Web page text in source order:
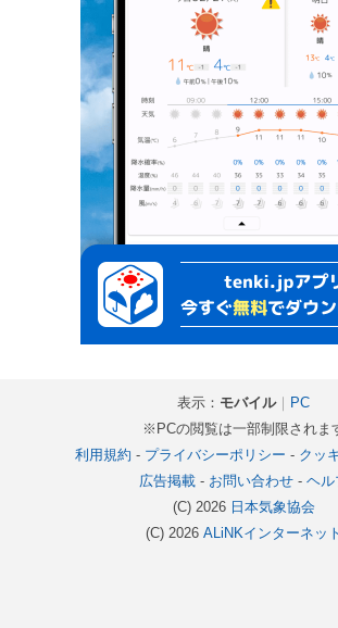
表示： モバイル｜ PC
※PCの閲覧は一部制限されま
利用規約 - プライバシーポリシー - クッ
広告掲載- お問い合わせ- ヘル
(C) 2026 日本気象協会
(C) 2026 ALiNKインターネット